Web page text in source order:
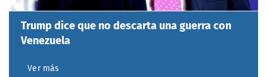
Trump dice que no descarta una guerra con
Venezuela
Ver más